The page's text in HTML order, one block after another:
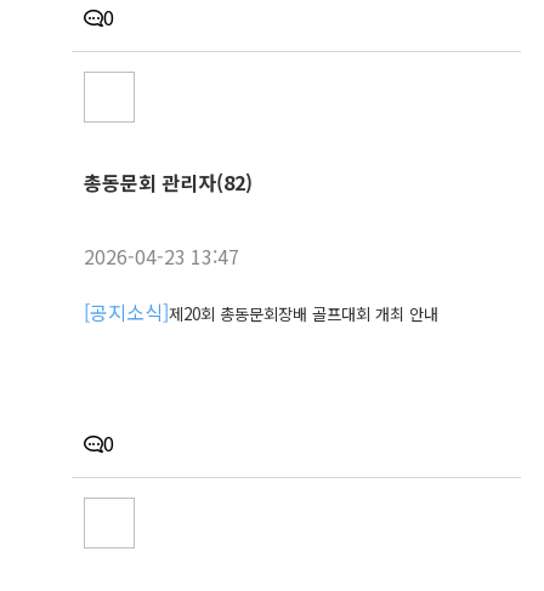
0
총동문회 관리자(82)
2026-04-23 13:47
[공지소식]제20회 총동문회장배 골프대회 개최 안내
0